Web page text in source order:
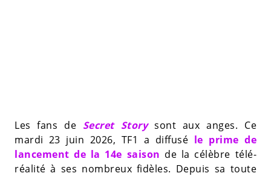
Les fans de Secret Storysont aux anges. Ce
mardi 23 juin 2026, TF1 a diffusé le prime de
lancement de la 14e saison de la célèbre télé-
réalité à ses nombreux fidèles. Depuis sa toute